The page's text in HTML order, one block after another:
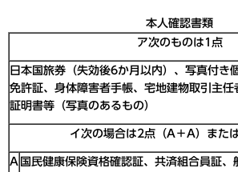
本人確認書類
ア次のものは1点
日本国旅券（失効後6か月以内）、写真付き
免許証、身体障害者手帳、宅地建物取引主
証明書等（写真のあるもの）
イ次の場合は2点（A＋A）また
A 国民健康保険資格確認証、共済組合員証、